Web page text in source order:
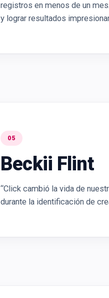
registros en menos de un
y lograr resultados
05
Beckii Flint
“Click cambió la vida de
durante la identificación de